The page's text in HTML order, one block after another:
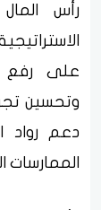
رأس
على رفع
وتحسين
دعم رواد
الممارسات